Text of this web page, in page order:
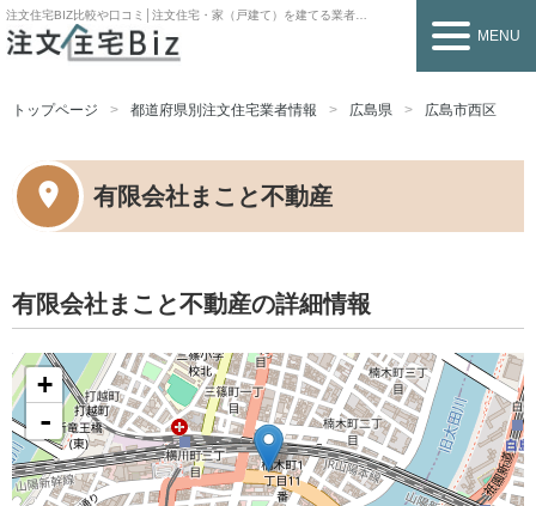
注文住宅BIZ比較や口コミ│注文住宅・家（戸建て）を建てる業者を探すなら
MENU
トップページ 都道府県別注文住宅業者情報 広島県 広島市西区
有限会社まこと不動産
有限会社まこと不動産の詳細情報
+
-